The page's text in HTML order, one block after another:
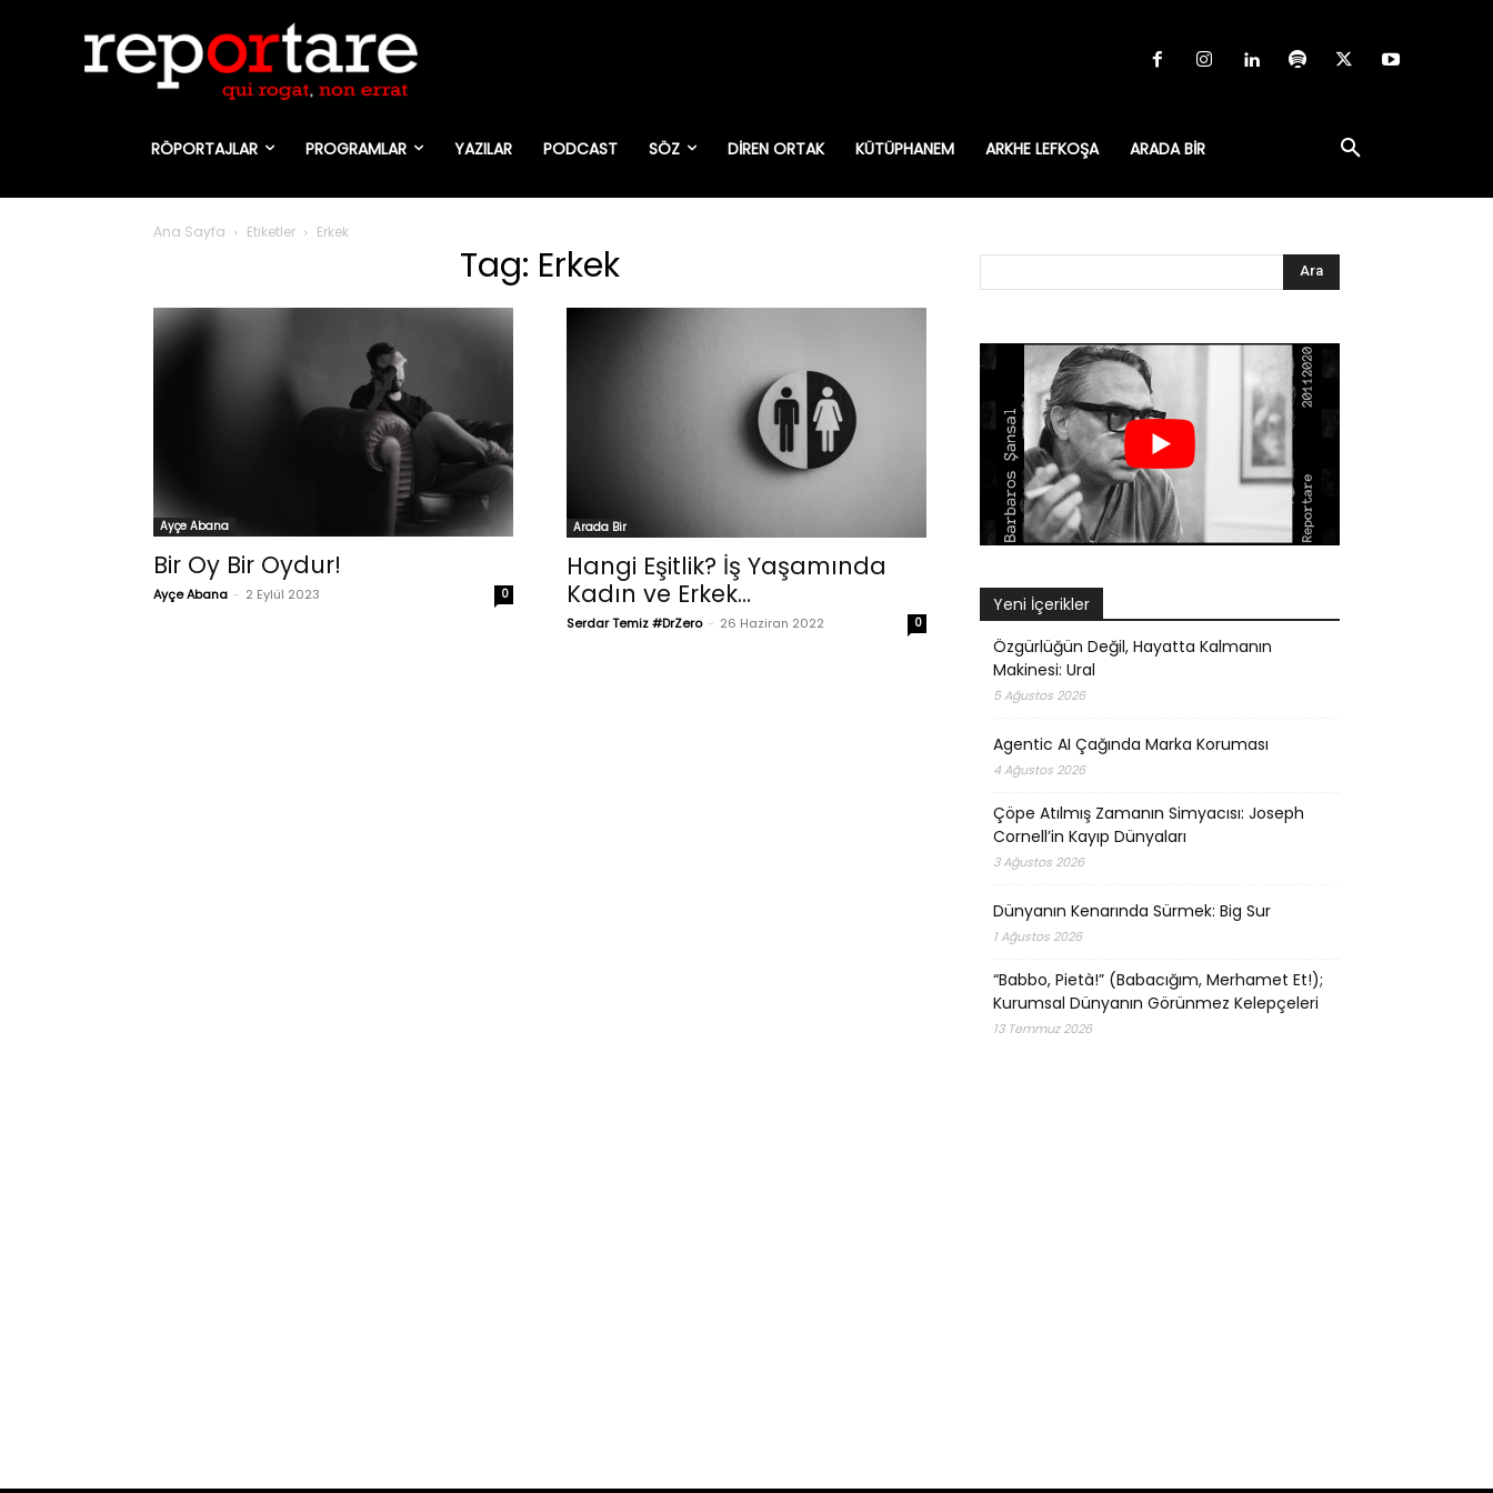
RÖPORTAJLAR PROGRAMLAR YAZILAR PODCAST SÖZ DIREN ORTAK KÜTÜPHANEM ARKHE LEFKOŞA ARADA BIR
Ana Sayfa Etiketler Erkek
Tag: Erkek
Ayçe Abana
Bir Oy Bir Oydur!
Ayçe Abana - 2 Eylül 2023 0
Arada Bir
Hangi Eşitlik? İş Yaşamında
Kadın ve Erkek…
Serdar Temiz #DrZero - 26 Haziran 2022 0
Yeni İçerikler
Özgürlüğün Değil, Hayatta Kalmanın
Makinesi: Ural
5 Ağustos 2026
Agentic AI Çağında Marka Koruması
4 Ağustos 2026
Çöpe Atılmış Zamanın Simyacısı: Joseph
Cornell’in Kayıp Dünyaları
3 Ağustos 2026
Dünyanın Kenarında Sürmek: Big Sur
1 Ağustos 2026
“Babbo, Pietà!” (Babacığım, Merhamet Et!);
Kurumsal Dünyanın Görünmez Kelepçeleri
13 Temmuz 2026